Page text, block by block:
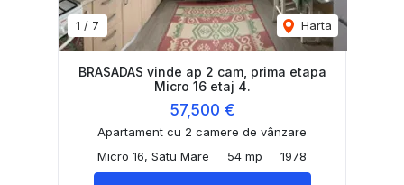
1 / 7 Harta
BRASADAS vinde ap 2 cam, prima etapa
Micro 16 etaj 4.
57,500 €
Apartament cu 2 camere de vânzare
Micro 16, Satu Mare
54 mp 1978